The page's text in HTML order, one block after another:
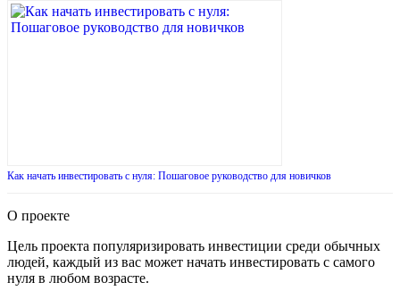
Как начать инвестировать с нуля: Пошаговое руководство для новичков
О проекте
Цель проекта популяризировать инвестиции среди обычных
людей, каждый из вас может начать инвестировать с самого
нуля в любом возрасте.